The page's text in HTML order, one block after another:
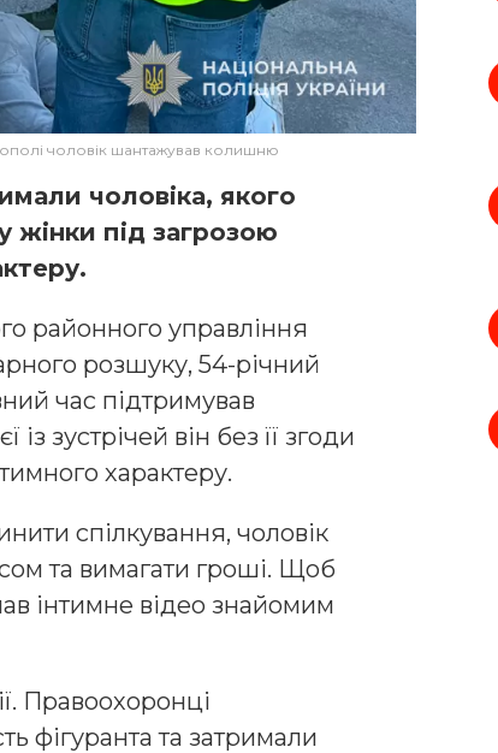
чоловік шантажував колишню
чоловіка, якого
жінки під загрозою
районного управління
розшуку, 54-річний
час підтримував
зустрічей він без її згоди
характеру.
спілкування, чоловік
та вимагати гроші. Щоб
інтимне відео знайомим
Правоохоронці
фігуранта та затримали